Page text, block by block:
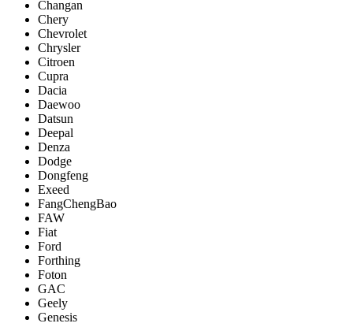
Changan
Chery
Chevrolet
Chrysler
Citroen
Cupra
Dacia
Daewoo
Datsun
Deepal
Denza
Dodge
Dongfeng
Exeed
FangChengBao
FAW
Fiat
Ford
Forthing
Foton
GAC
Geely
Genesis